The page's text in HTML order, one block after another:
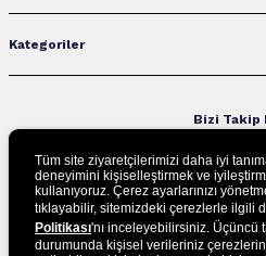
Kategoriler
Bizi Takip
Tüm site ziyaretçilerimizi daha iyi
deneyimini kişiselleştirmek ve
kullanıyoruz. Çerez ayarlarınızı
tıklayabilir, sitemizdeki çerezlerle ilgili
Politikası'nı inceleyebilirsiniz. Üçüncü
durumunda kişisel verileriniz